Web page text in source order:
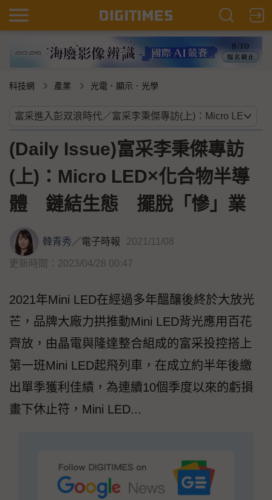
科技網 產業 光電．顯示．光學
(Daily Issue)富采李秉傑專訪
(上)：Micro LED×化合物半導
體 鏈結生態 擺脫「慘」業
韓青秀／電子時報 2021/11/08
更新時間：2023/04/28 00:47
2021年Mini LED在經過多年醞釀後終於大放光
芒，品牌大廠力拱推動Mini LED背光應用百花
齊放，由晶電與隆達整合組成的富采投控搭上
第一班Mini LED起飛列車，在成立約半年後繳
出單季獲利佳績，為連續10個季度以來的虧損
畫下休止符，Mini LED...